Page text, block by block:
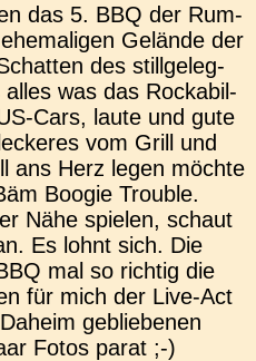
das 5. BBQ der Rum­
Gelän­de der
des still­ge­leg­
was das Rock­a­­bil­­
Cars, laute und gute
vom Grill und
ans Herz legen möchte
Boogie Trou­ble.
Nähe spie­len, schaut
Es lohnt sich. Die
mal so rich­tig die
für mich der Live-Act
geblie­be­nen
Fotos parat ;-)